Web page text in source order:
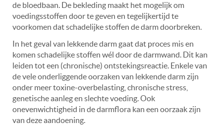
de bloedbaan. De bekleding maakt het mogelijk om
voedingsstoffen door te geven en tegelijkertijd te
voorkomen dat schadelijke stoffen de darm doorbreken.
In het geval van lekkende darm gaat dat proces mis en
komen schadelijke stoffen wél door de darmwand. Dit kan
leiden tot een (chronische) ontstekingsreactie. Enkele van
de vele onderliggende oorzaken van lekkende darm zijn
onder meer toxine-overbelasting, chronische stress,
genetische aanleg en slechte voeding. Ook
onevenwichtigheid in de darmflora kan een oorzaak zijn
van deze aandoening.